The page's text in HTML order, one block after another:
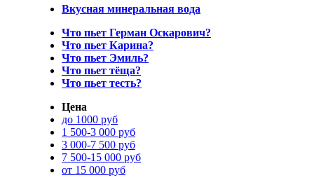
Вкусная минеральная вода
Что пьет Герман Оскарович?
Что пьет Карина?
Что пьет Эмиль?
Что пьет тёща?
Что пьет тесть?
Цена
до 1000 руб
1 500-3 000 руб
3 000-7 500 руб
7 500-15 000 руб
от 15 000 руб